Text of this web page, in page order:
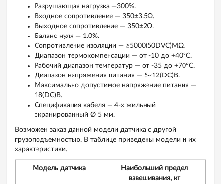
Разрушающая нагрузка —300%.
Входное сопротивление — 350±3.5Ω.
Выходное сопротивление — 350±2Ω.
Баланс нуля — 1.0%.
Сопротивление изоляции — ≥5000(50DVC)MΩ.
Диапазон термокомпенсации — от -10 до +40°С.
Рабочий диапазон температур — от -35 до +70°С.
Диапазон напряжения питания — 5~12(DC)В.
Максимально допустимое напряжение питания —
18(DC)В.
Спецификация кабеля — 4-x жильный
экранированный Ø 5 мм.
Возможен заказ данной модели датчика с другой
грузоподъемностью. В таблице приведены модели и их
характеристики.
Модель датчика
Наибольший предел
взвешивания, кг